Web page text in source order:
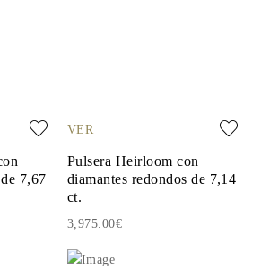
7,67
VER
Pulsera Heirloom con
diamantes redondos de 7,14
ct.
3,975.00€